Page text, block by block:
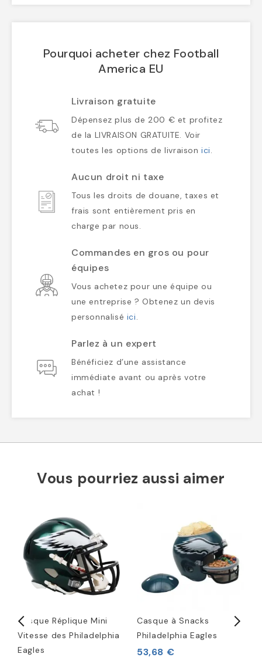
Pourquoi acheter chez Football
America EU
Livraison gratuite
Dépensez plus de 200 € et profitez
de la LIVRAISON GRATUITE. Voir
toutes les options de livraisonici.
Aucun droit ni taxe
Tous les droits de douane, taxes et
frais sont entièrement pris en
charge par nous.
Commandes en gros ou pour
équipes
Vous achetez pour une équipe ou
une entreprise ? Obtenez un devis
personnalisé ici.
Parlez à un expert
Bénéficiez d’une assistance
immédiate avant ou après votre
achat !
Vous pourriez aussi aimer
Casque Réplique Mini
Vitesse des Philadelphia
Eagles
Casque à Snacks
Philadelphia Eagles
53,68 €